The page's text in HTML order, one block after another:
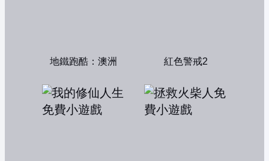
地鐵跑酷：澳洲 紅色警戒2